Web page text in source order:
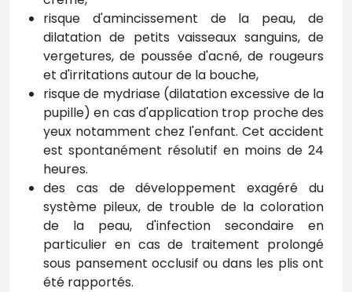
risque d'amincissement de la peau, de
dilatation de petits vaisseaux sanguins, de
vergetures, de poussée d'acné, de rougeurs
et d'irritations autour de la bouche,
risque de mydriase (dilatation excessive de la
pupille) en cas d'application trop proche des
yeux notamment chez l'enfant. Cet accident
est spontanément résolutif en moins de 24
heures.
des cas de développement exagéré du
système pileux, de trouble de la coloration
de la peau, d'infection secondaire en
particulier en cas de traitement prolongé
sous pansement occlusif ou dans les plis ont
été rapportés.